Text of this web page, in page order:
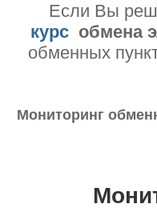
Если Вы
курс обмена
обменных
Мониторинг